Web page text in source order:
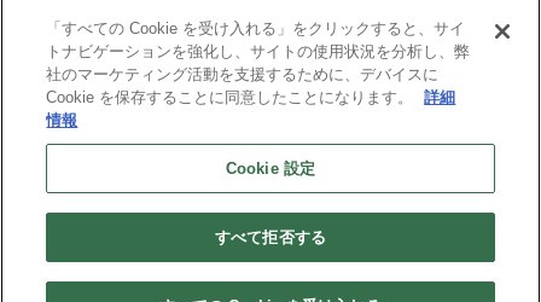
「すべての Cookie を受け入れる」をクリックすると、サイ
トナビゲーションを強化し、サイトの使用状況を分析し、弊
社のマーケティング活動を支援するために、デバイスに
Cookie を保存することに同意したことになります。
詳細
情報
Cookie 設定
すべて拒否する